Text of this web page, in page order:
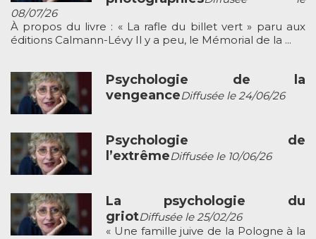
08/07/26
À propos du livre : « La rafle du billet vert » paru aux
éditions Calmann-Lévy Il y a peu, le Mémorial de la ...
Psychologie de la
vengeanceDiffusée le 24/06/26
Psychologie de
l’extrêmeDiffusée le 10/06/26
La psychologie du
griotDiffusée le 25/02/26
« Une famille juive de la Pologne à la